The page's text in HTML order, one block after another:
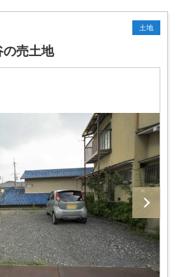
土地
の売土地